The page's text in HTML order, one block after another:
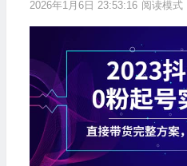
2026年1月6日 23:53:16 阅读模式